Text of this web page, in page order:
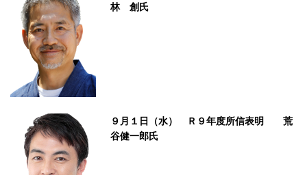
林 創氏
９月１日（水） Ｒ９年度所信表明 荒
谷健一郎氏